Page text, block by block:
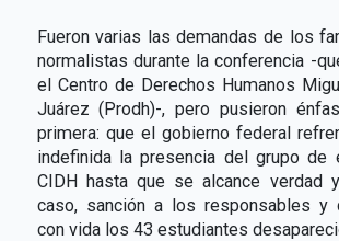
Fueron varias las demandas de los
normalistas durante la conferencia -
el Centro de Derechos Humanos
Juárez (Prodh)-, pero pusieron
primera: que el gobierno federal
indefinida la presencia del grupo de
CIDH hasta que se alcance verdad
caso, sanción a los responsables y
con vida los 43 estudiantes